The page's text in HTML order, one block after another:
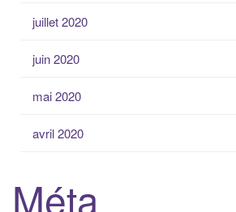
juillet 2020
juin 2020
mai 2020
avril 2020
Méta